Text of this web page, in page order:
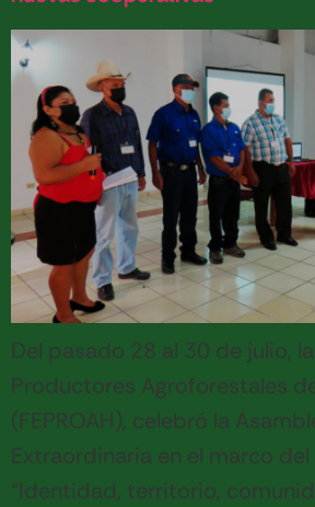
Del pasado 28 al 30 de julio,
Productores Agroforestales
(FEPROAH), celebró la
Extraordinaria en el marco
“Identidad, territorio,